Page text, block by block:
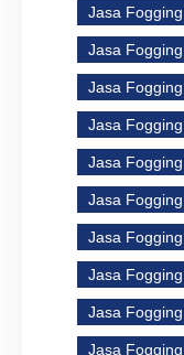
Jasa
Jasa
Jasa
Jasa
Jasa
Jasa
Jasa
Jasa
Jasa
Jasa